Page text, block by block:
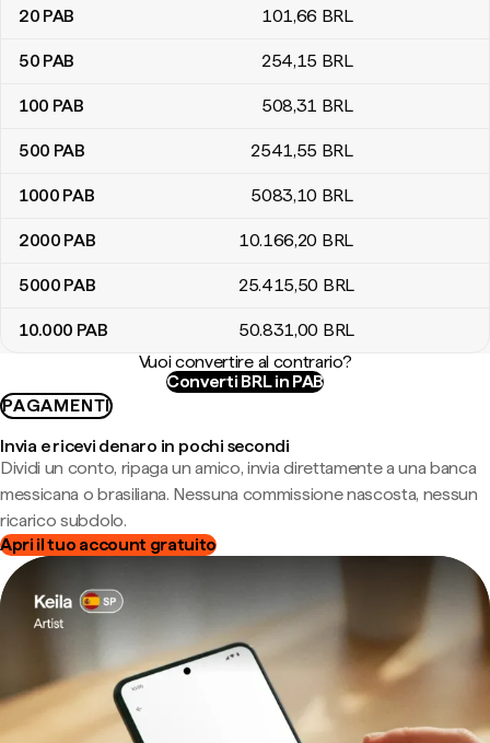
20 PAB 101,66 BRL
50 PAB 254,15 BRL
100 PAB 508,31 BRL
500 PAB 2541,55 BRL
1000 PAB 5083,10 BRL
2000 PAB 10.166,20 BRL
5000 PAB 25.415,50 BRL
10.000 PAB 50.831,00 BRL
Vuoi convertire al contrario?
Converti BRL in PAB
PAGAMENTI
Invia e ricevi denaro in pochi secondi
Dividi un conto, ripaga un amico, invia direttamente a una banca
messicana o brasiliana. Nessuna commissione nascosta, nessun
ricarico subdolo.
Apri il tuo account gratuito